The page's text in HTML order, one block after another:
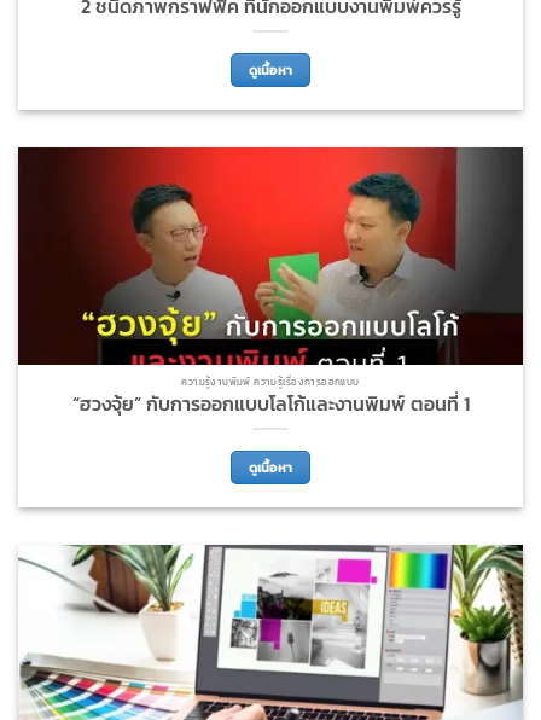
2 ชนิดภาพกราฟฟิค ที่นักออกแบบงานพิมพ์ควรรู้
ดูเนื้อหา
ความรู้งานพิมพ์ ความรู้เรื่องการออกแบบ
“ฮวงจุ้ย” กับการออกแบบโลโก้และงานพิมพ์ ตอนที่ 1
ดูเนื้อหา